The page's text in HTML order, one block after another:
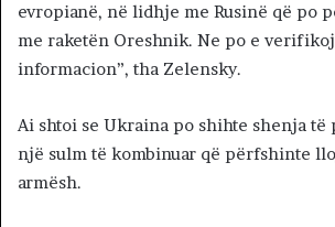
evropianë, në lidhje me Rusinë që po
me raketën Oreshnik. Ne po e
informacion”, tha Zelensky.
Ai shtoi se Ukraina po shihte shenja
një sulm të kombinuar që përfshinte
armësh.